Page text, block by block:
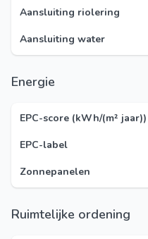
Aansluiting riolering
Aansluiting water
Energie
EPC-score (kWh/(m² jaar))
EPC-label
Zonnepanelen
Ruimtelijke ordening